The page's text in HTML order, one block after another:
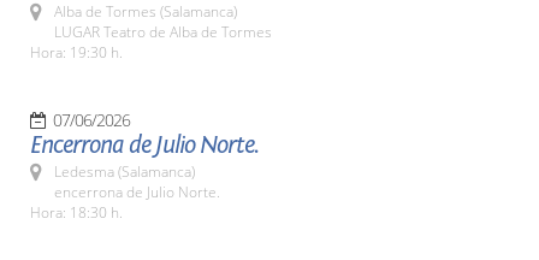
Alba de Tormes (Salamanca)
LUGAR Teatro de Alba de Tormes
Hora: 19:30 h.
07/06/2026
Encerrona de Julio Norte.
Ledesma (Salamanca)
encerrona de Julio Norte.
Hora: 18:30 h.